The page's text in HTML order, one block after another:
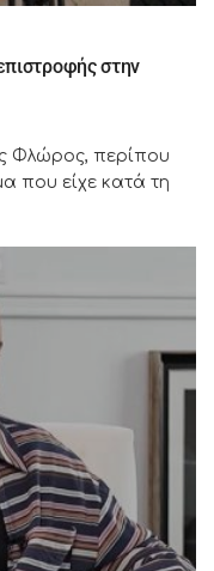
στην
Φλώρος, περίπου
που είχε κατά τη